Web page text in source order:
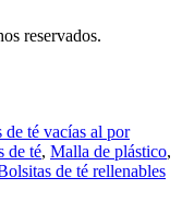
reservados.
de té vacías al por
de té, Malla de plástico,
de té rellenables